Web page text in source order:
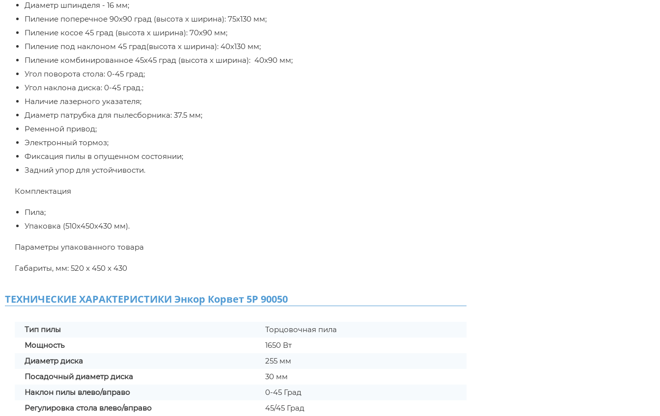
Диаметр шпинделя - 16 мм;
Пиление поперечное 90х90 град (высота х ширина): 75х130 мм;
Пиление косое 45 град (высота х ширина): 70х90 мм;
Пиление под наклоном 45 град(высота х ширина): 40х130 мм;
Пиление комбинированное 45х45 град (высота х ширина): 40х90 мм;
Угол поворота стола: 0-45 град;
Угол наклона диска: 0-45 град.;
Наличие лазерного указателя;
Диаметр патрубка для пылесборника: 37.5 мм;
Ременной привод;
Электронный тормоз;
Фиксация пилы в опущенном состоянии;
Задний упор для устойчивости.
Комплектация
Пила;
Упаковка (510х450х430 мм).
Параметры упакованного товара
Габариты, мм: 520 x 450 x 430
ТЕХНИЧЕСКИЕ ХАРАКТЕРИСТИКИ Энкор Корвет 5Р 90050
Тип пилы
Торцовочная пила
Мощность
1650 Вт
Диаметр диска
255 мм
Посадочный диаметр диска
30 мм
Наклон пилы влево/вправо
0-45 Град
Регулировка стола влево/вправо
45/45 Град